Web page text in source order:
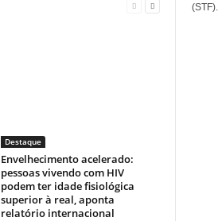
Destaque
Envelhecimento acelerado:
pessoas vivendo com HIV
podem ter idade fisiológica
superior à real, aponta
relatório internacional
(STF).